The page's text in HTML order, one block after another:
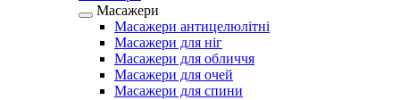
Масажери
Масажери антицелюлітні
Масажери для ніг
Масажери для обличчя
Масажери для очей
Масажери для спини